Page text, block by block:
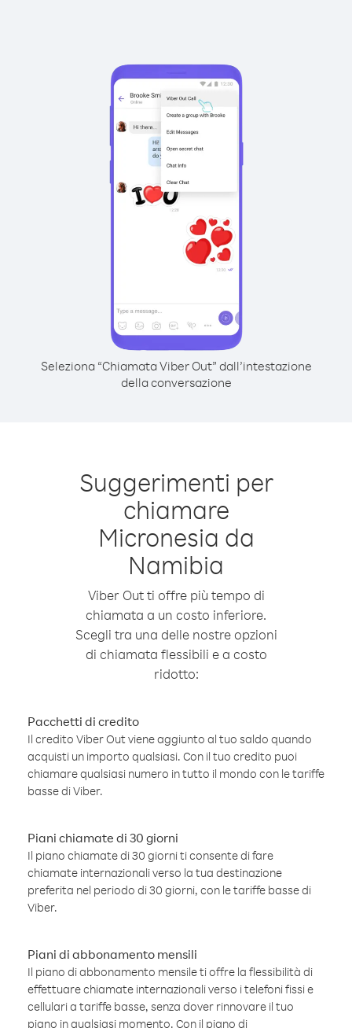
Seleziona “Chiamata Viber Out” dall’intestazione
della conversazione
Suggerimenti per
chiamare
Micronesia da
Namibia
Viber Out ti offre più tempo di
chiamata a un costo inferiore.
Scegli tra una delle nostre opzioni
di chiamata flessibili e a costo
ridotto:
Pacchetti di credito
Il credito Viber Out viene aggiunto al tuo saldo quando
acquisti un importo qualsiasi. Con il tuo credito puoi
chiamare qualsiasi numero in tutto il mondo con le tariffe
basse di Viber.
Piani chiamate di 30 giorni
Il piano chiamate di 30 giorni ti consente di fare
chiamate internazionali verso la tua destinazione
preferita nel periodo di 30 giorni, con le tariffe basse di
Viber.
Piani di abbonamento mensili
Il piano di abbonamento mensile ti offre la flessibilità di
effettuare chiamate internazionali verso i telefoni fissi e
cellulari a tariffe basse, senza dover rinnovare il tuo
piano in qualsiasi momento. Con il piano di